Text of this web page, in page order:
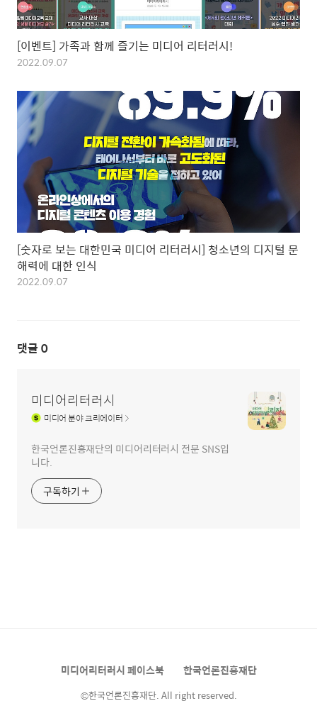
[이벤트] 가족과 함께 즐기는 미디어 리터러시!
2022.09.07
[숫자로 보는 대한민국 미디어 리터러시] 청소년의 디지털 문
해력에 대한 인식
2022.09.07
댓글 0
미디어리터러시
미디어분야 크리에이터
한국언론진흥재단의 미디어리터러시 전문 SNS입
니다.
구독하기
미디어리터러시 페이스북 한국언론진흥재단
©한국언론진흥재단. All right reserved.